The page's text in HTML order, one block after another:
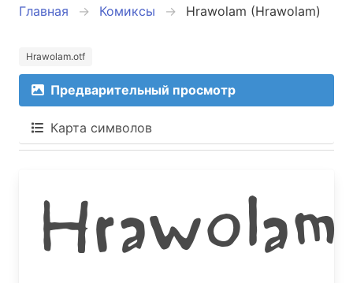
Главная Комиксы Hrawolam (Hrawolam)
Hrawolam.otf
Предварительный просмотр
Карта символов
Hrawolam